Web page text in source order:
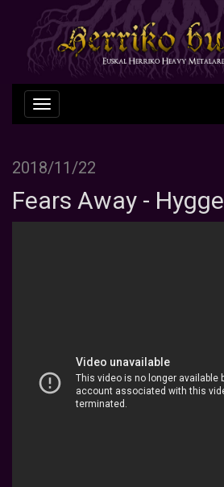
Nabegazioa
ireki
2018/11/22
Fears Away - Hygge